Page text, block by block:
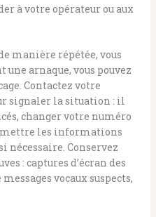
à votre opérateur ou aux
manière répétée, vous
arnaque, vous pouvez
Contactez votre
signaler la situation : il
changer votre numéro
les informations
nécessaire. Conservez
: captures d’écran des
vocaux suspects,